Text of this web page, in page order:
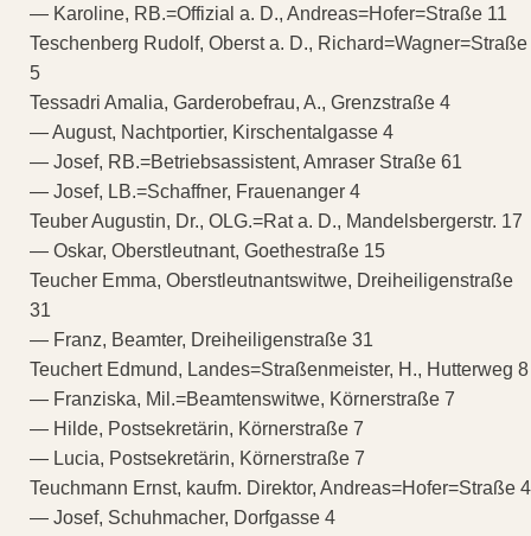
— Karoline, RB.=Offizial a. D., Andreas=Hofer=Straße 11
Teschenberg Rudolf, Oberst a. D., Richard=Wagner=Straße
5
Tessadri Amalia, Garderobefrau, A., Grenzstraße 4
— August, Nachtportier, Kirschentalgasse 4
— Josef, RB.=Betriebsassistent, Amraser Straße 61
— Josef, LB.=Schaffner, Frauenanger 4
Teuber Augustin, Dr., OLG.=Rat a. D., Mandelsbergerstr. 17
— Oskar, Oberstleutnant, Goethestraße 15
Teucher Emma, Oberstleutnantswitwe, Dreiheiligenstraße
31
— Franz, Beamter, Dreiheiligenstraße 31
Teuchert Edmund, Landes=Straßenmeister, H., Hutterweg 8
— Franziska, Mil.=Beamtenswitwe, Körnerstraße 7
— Hilde, Postsekretärin, Körnerstraße 7
— Lucia, Postsekretärin, Körnerstraße 7
Teuchmann Ernst, kaufm. Direktor, Andreas=Hofer=Straße 4
— Josef, Schuhmacher, Dorfgasse 4